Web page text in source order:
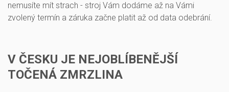
nemusíte mít strach - stroj Vám dodáme až na Vámi
zvolený termín a záruka začne platit až od data odebrání.
V ČESKU JE NEJOBLÍBENĚJŠÍ
TOČENÁ ZMRZLINA